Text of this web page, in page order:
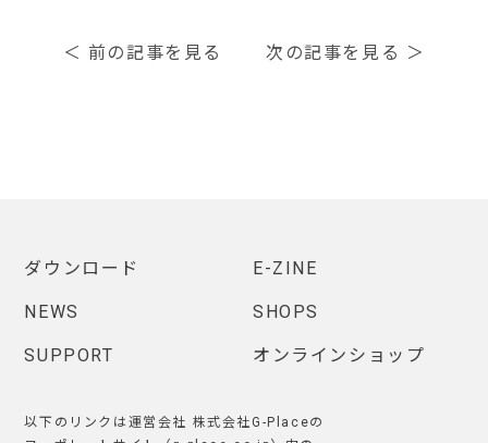
＜ 前の記事を見る 次の記事を見る ＞
ダウンロード E-ZINE
NEWS SHOPS
SUPPORT オンラインショップ
以下のリンクは運営会社 株式会社G-Placeの